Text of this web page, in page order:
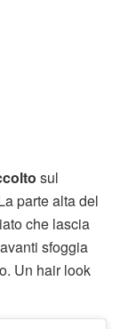
sul
parte alta del
che lascia
sfoggia
Un hair look